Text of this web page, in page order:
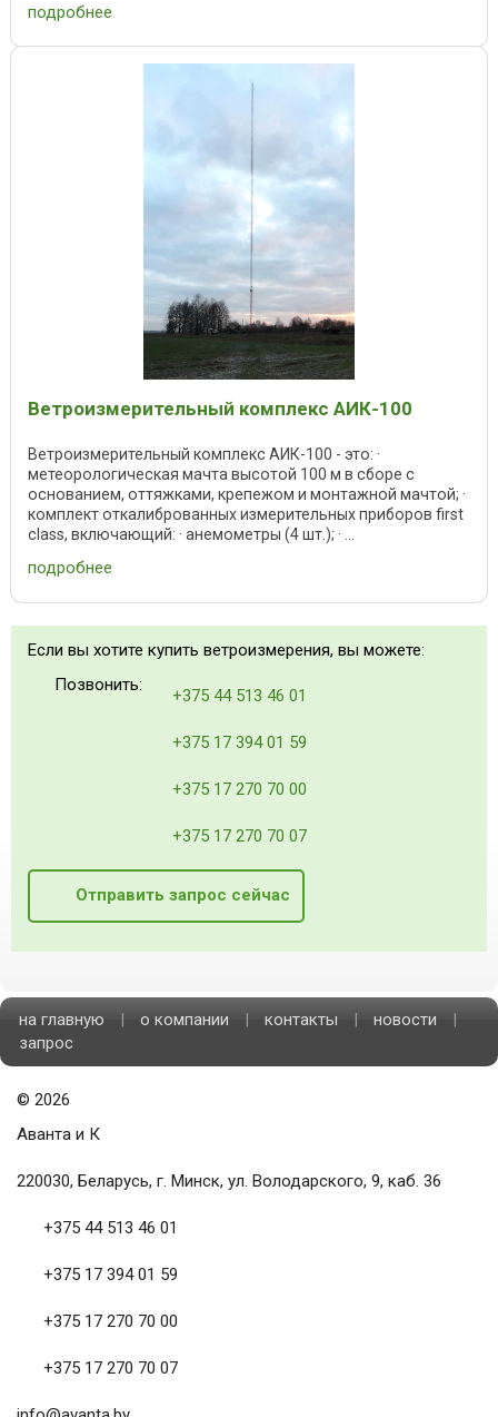
подробнее
Ветроизмерительный комплекс АИК-100
Ветроизмерительный комплекс АИК-100 - это: ·
метеорологическая мачта высотой 100 м в сборе с
основанием, оттяжками, крепежом и монтажной мачтой; ·
комплект откалиброванных измерительных приборов first
class, включающий: · анемометры (4 шт.); · ...
подробнее
Если вы хотите купить ветроизмерения, вы можете:
Позвонить:
+375 44 513 46 01
+375 17 394 01 59
+375 17 270 70 00
+375 17 270 70 07
Отправить запрос сейчас
на главную | о компании | контакты | новости
|
запрос
© 2026
Аванта и К
220030, Беларусь, г. Минск, ул. Володарского, 9, каб. 36
+375 44 513 46 01
+375 17 394 01 59
+375 17 270 70 00
+375 17 270 70 07